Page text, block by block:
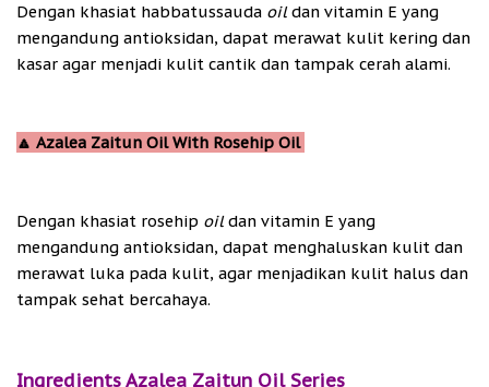
Dengan khasiat habbatussauda oildan vitamin E yang
mengandung antioksidan, dapat merawat kulit kering dan
kasar agar menjadi kulit cantik dan tampak cerah alami.
🔼 Azalea Zaitun Oil With Rosehip Oil
Dengan khasiat rosehip oildan vitamin E yang
mengandung antioksidan, dapat menghaluskan kulit dan
merawat luka pada kulit, agar menjadikan kulit halus dan
tampak sehat bercahaya.
Ingredients Azalea Zaitun Oil Series